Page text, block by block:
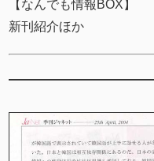
【なんでも情報BOX】
新刊紹介ほか